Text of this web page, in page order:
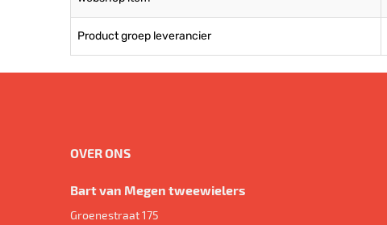
Product groep leverancier
OVER ONS
Bart van Megen tweewielers
Groenestraat 175